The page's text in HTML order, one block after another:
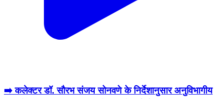
➡️ कलेक्टर डॉ. सौरभ संजय सोनवणे के निर्देशानुसार अनुविभागीय